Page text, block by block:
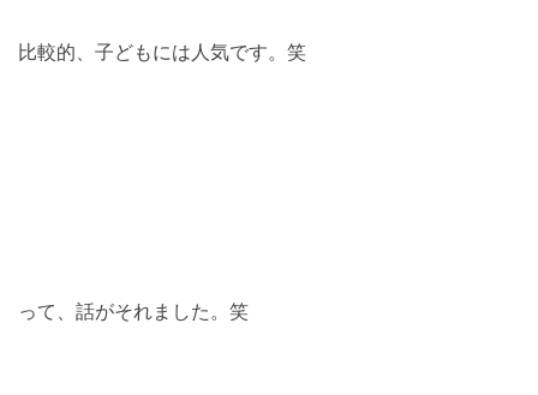
比較的、子どもには人気です。笑
って、話がそれました。笑